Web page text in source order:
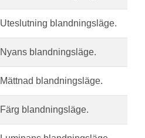
Uteslutning blandningsläge.
Nyans blandningsläge.
Mättnad blandningsläge.
Färg blandningsläge.